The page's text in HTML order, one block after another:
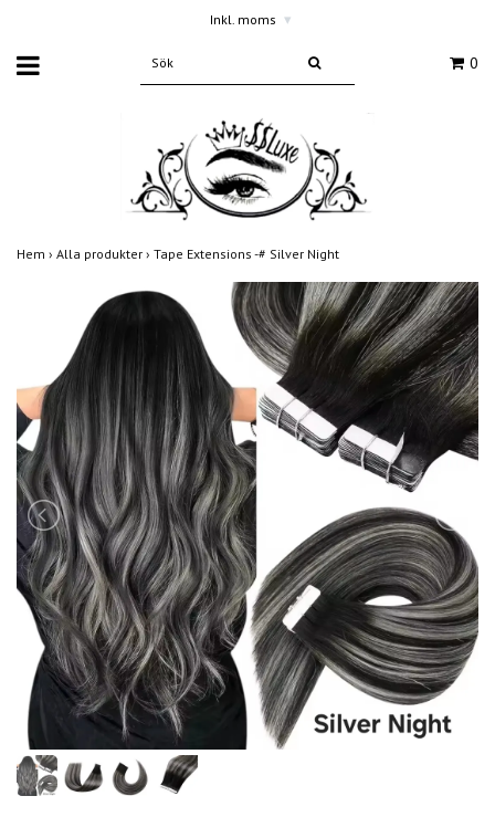
Inkl. moms ▾
0
Hem › Alla produkter › Tape Extensions -# Silver Night